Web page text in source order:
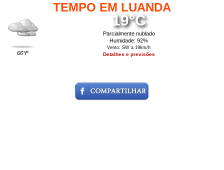
TEMPO EM LUANDA
66°F
19°C
Parcialmente nublado
Humidade: 92%
Vento: SW a 19km/h
Detalhes e previsões